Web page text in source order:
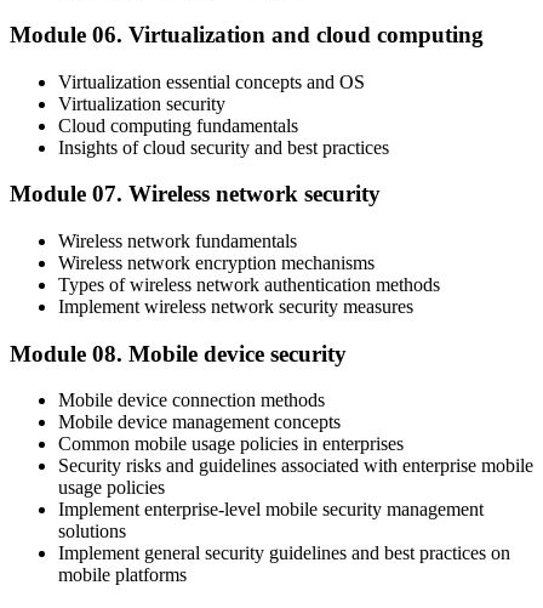
Module 06. Virtualization and cloud computing
Virtualization essential concepts and OS
Virtualization security
Cloud computing fundamentals
Insights of cloud security and best practices
Module 07. Wireless network security
Wireless network fundamentals
Wireless network encryption mechanisms
Types of wireless network authentication methods
Implement wireless network security measures
Module 08. Mobile device security
Mobile device connection methods
Mobile device management concepts
Common mobile usage policies in enterprises
Security risks and guidelines associated with enterprise mobile
usage policies
Implement enterprise-level mobile security management
solutions
Implement general security guidelines and best practices on
mobile platforms